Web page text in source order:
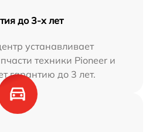
до 3-х лет
устанавливает
техники Pioneer и
гарантию до 3 лет.